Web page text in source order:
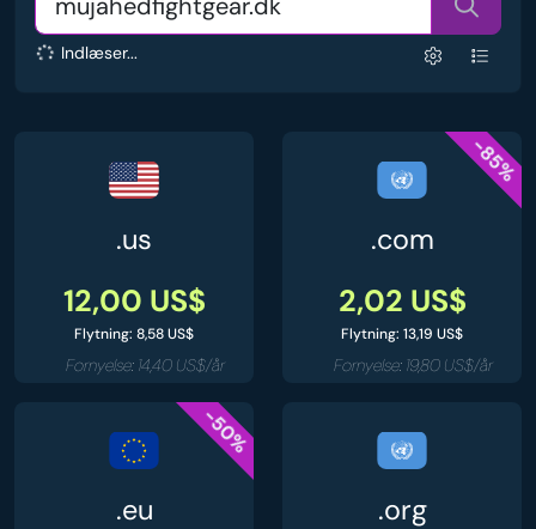
Indlæser...
.us
12,00 US$
Flytning: 8,58 US$
Fornyelse: 14,40 US$/år
-85%
.com
2,02 US$
Flytning: 13,19 US$
Fornyelse: 19,80 US$/år
-50%
.eu .org